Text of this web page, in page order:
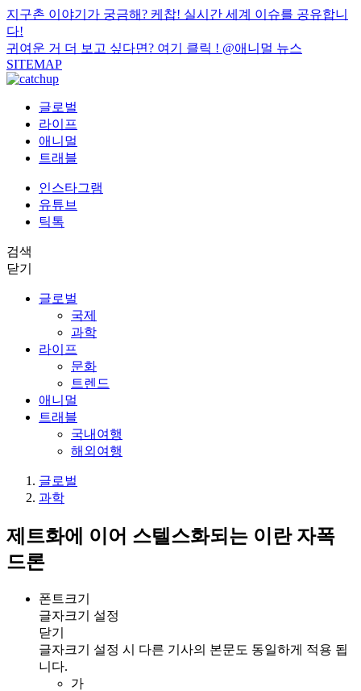
지구촌 이야기가 궁금해? 케찹! 실시간 세계 이슈를 공유합니
다!
귀여운 거 더 보고 싶다면? 여기 클릭 ! @애니멀 뉴스
SITEMAP
글로벌
라이프
애니멀
트래블
인스타그램
유튜브
틱톡
검색
닫기
글로벌
국제
과학
라이프
문화
트렌드
애니멀
트래블
국내여행
해외여행
글로벌
과학
제트화에 이어 스텔스화되는 이란 자폭
드론
폰트크기
글자크기 설정
닫기
글자크기 설정 시 다른 기사의 본문도 동일하게 적용 됩
니다.
가